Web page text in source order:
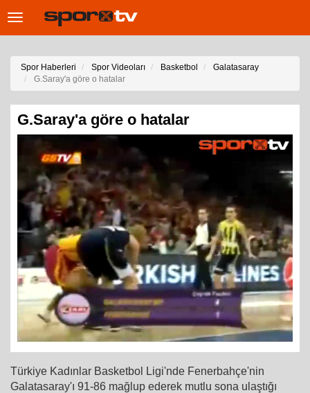
Toggle
Spor Haberleri Spor Videoları Basketbol
Galatasaray
G.Saray'a göre o hatalar
G.Saray'a göre o hatalar
Türkiye Kadınlar Basketbol Ligi'nde Fenerbahçe'nin
Galatasaray'ı 91-86 mağlup ederek mutlu sona ulaştığı